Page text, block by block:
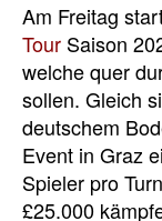
Am Freitag
Tour Saison
welche quer
sollen. Gleich
deutschem
Event in Graz
Spieler pro
£25.000